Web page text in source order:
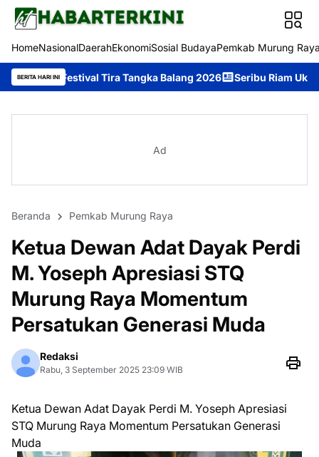
HomeNasionalDaerahEkonomiSosial BudayaPemkab Murung
BERITA HARI INI
Tira Tangka Balang 2026 Seribu Riam Ukir Prestasi di
Ad
Beranda Pemkab Murung Raya
Ketua Dewan Adat Dayak Perdi
M. Yoseph Apresiasi STQ
Murung Raya Momentum
Persatukan Generasi Muda
Redaksi
Rabu, 3 September 2025 23:09 WIB
Ketua Dewan Adat Dayak Perdi M. Yoseph Apresiasi
STQ Murung Raya Momentum Persatukan Generasi
Muda